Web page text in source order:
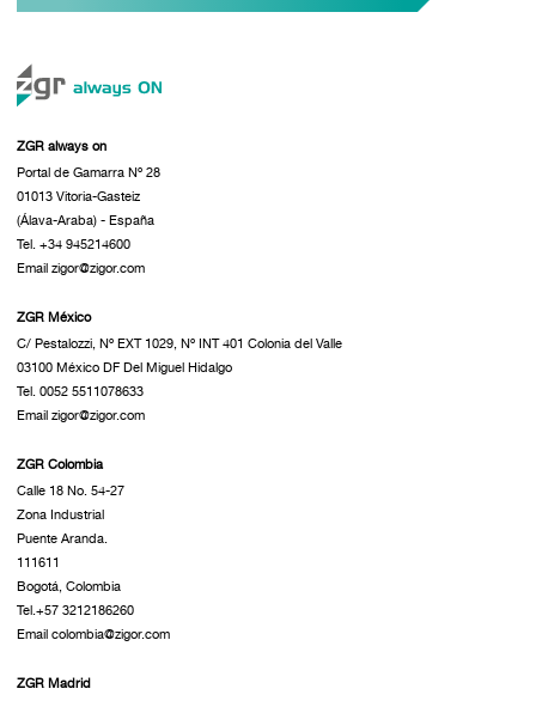
ZGR always on
Portal de Gamarra Nº 28
01013 Vitoria-Gasteiz
(Álava-Araba) - España
Tel. +34 945214600
Email zigor@zigor.com
ZGR México
C/ Pestalozzi, Nº EXT 1029, Nº INT 401 Colonia del Valle
03100 México DF Del Miguel Hidalgo
Tel. 0052 5511078633
Email zigor@zigor.com
ZGR Colombia
Calle 18 No. 54-27
Zona Industrial
Puente Aranda.
111611
Bogotá, Colombia
Tel.+57 3212186260
Email colombia@zigor.com
ZGR Madrid